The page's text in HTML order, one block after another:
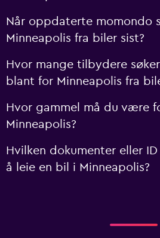
Når oppdaterte momondo
Minneapolis fra biler sist?
Hvor mange tilbydere
blant for Minneapolis fra
Hvor gammel må du være
Minneapolis?
Hvilken dokumenter eller
å leie en bil i Minneapolis?